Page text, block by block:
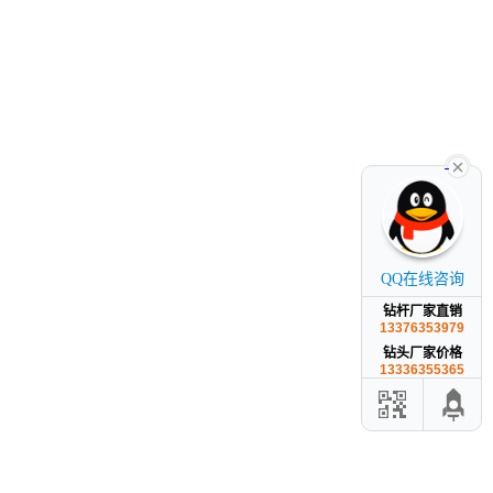
QQ在线咨询
钻杆厂家直销
13376353979
钻头厂家价格
13336355365